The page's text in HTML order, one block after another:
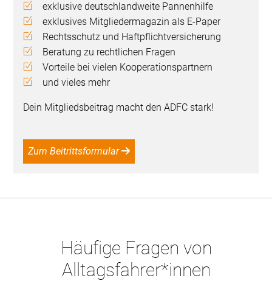
exklusive deutschlandweite Pannenhilfe
exklusives Mitgliedermagazin als E-Paper
Rechtsschutz und Haftpflichtversicherung
Beratung zu rechtlichen Fragen
Vorteile bei vielen Kooperationspartnern
und vieles mehr
Dein Mitgliedsbeitrag macht den ADFC stark!
Zum Beitrittsformular
Häufige Fragen von
Alltagsfahrer*innen